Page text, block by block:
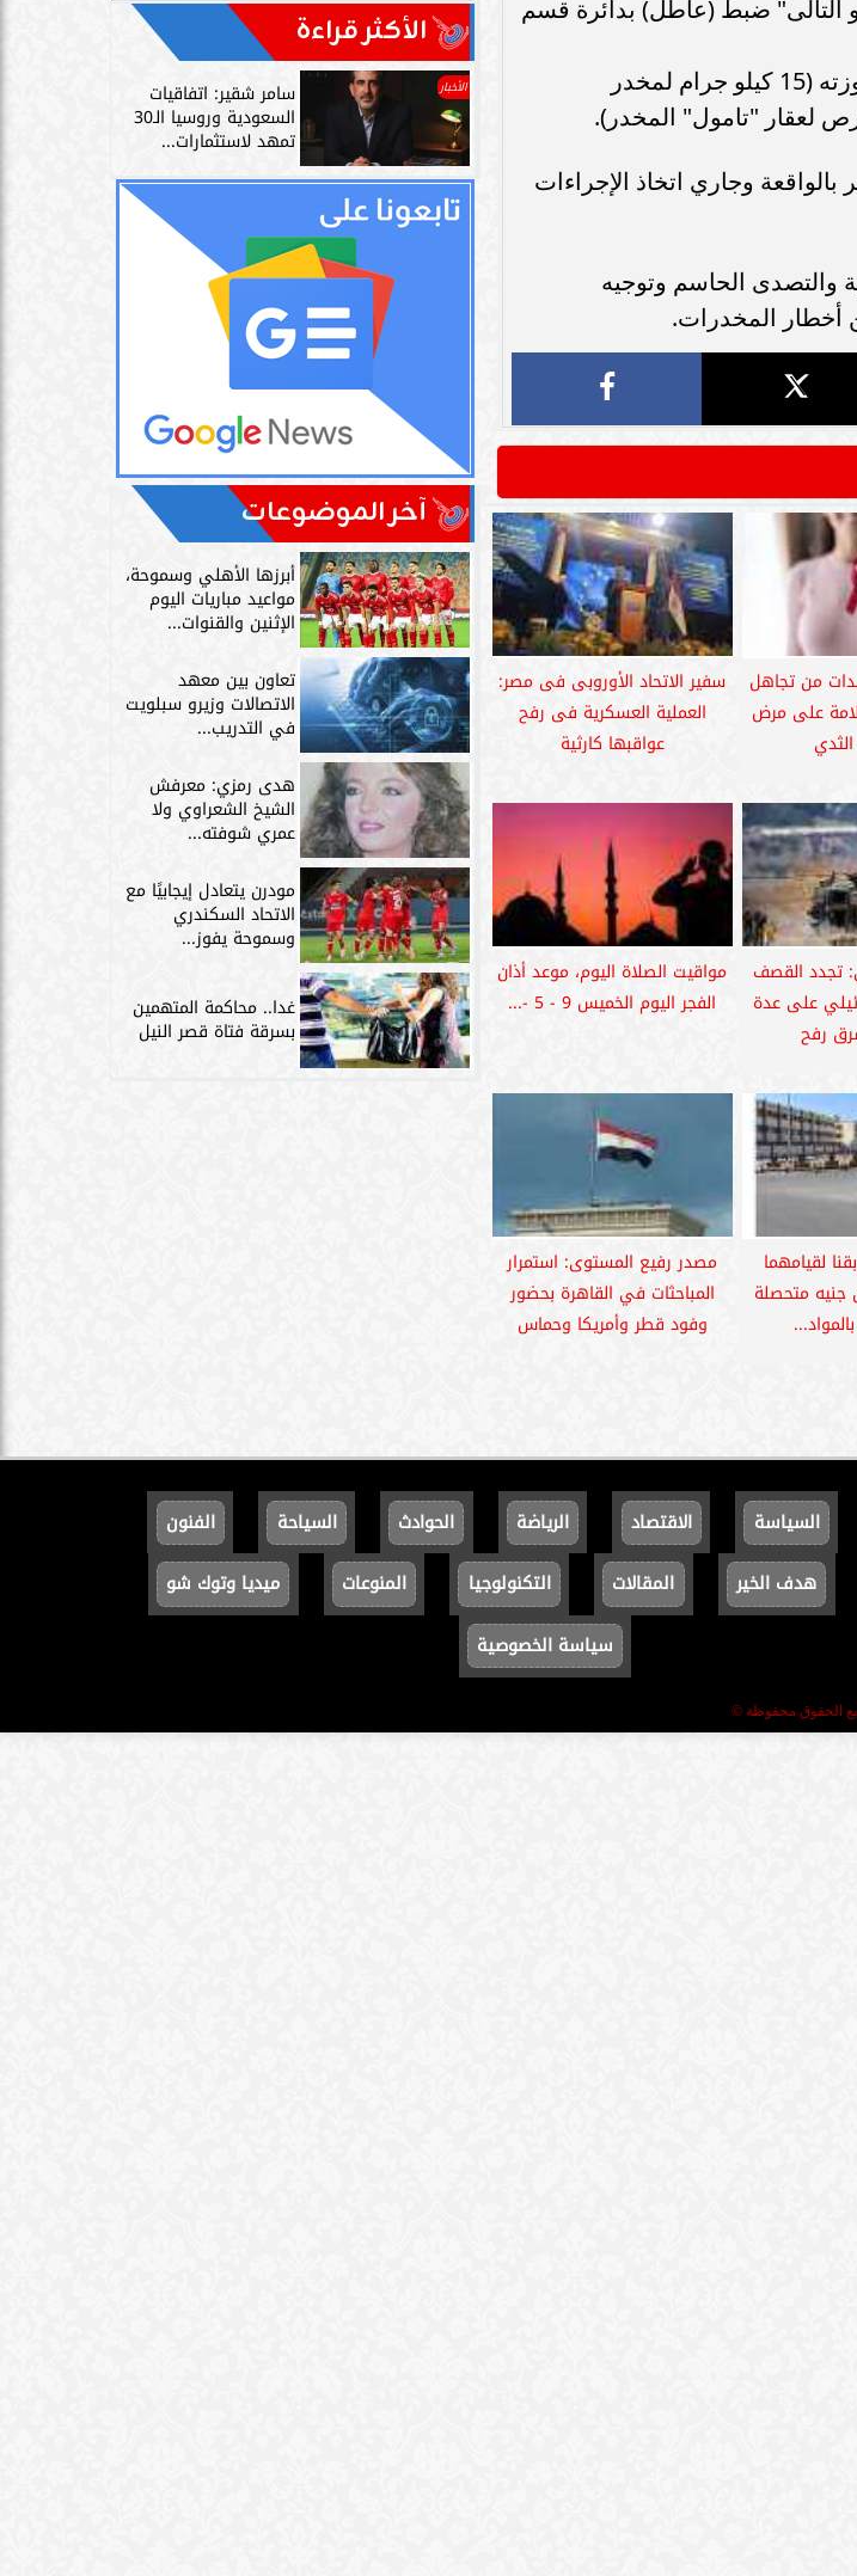
التالى" ضبط (عاطل) بدائرة قسم
(عاطل "له معلومات جنائية") بدائرة قسم شرطة الدخيلة ، وبحوزته (15 كيلو جرام لمخدر
جنيه، تحرر محضر بالواقعة وجاري اتخاذ الإجراءات
والتصدى الحاسم وتوجيه
أخطار المخدرات.
من تجاهل
على مرض
سفير الاتحاد الأوروبى فى مصر:
العملية العسكرية فى رفح
عواقبها كارثية
تجدد القصف
على عدة
رفح
مواقيت الصلاة اليوم، موعد أذان
الفجر اليوم الخميس 9 - 5 -...
لقيامهما
مليون جنيه متحصلة
مصدر رفيع المستوى: استمرار
المباحثات في القاهرة بحضور
وفود قطر وأمريكا وحماس
الأكثر قراءة
الأخبار سامر شقير: اتفاقيات
السعودية وروسيا الـ30
تمهد لاستثمارات...
آخر الموضوعات
أبرزها الأهلي وسموحة،
مواعيد مباريات اليوم
الإثنين والقنوات...
تعاون بين معهد
الاتصالات وزيرو سبلويت
في التدريب...
هدى رمزي: معرفش
الشيخ الشعراوي ولا
عمري شوفته...
مودرن يتعادل إيجابيًا مع
الاتحاد السكندري
وسموحة يفوز...
غدا.. محاكمة المتهمين
بسرقة فتاة قصر النيل
السياسة الاقتصاد الرياضة الحوادث السياحة
الفنون
هدف الخير المقالات التكنولوجيا المنوعات
ميديا وتوك شو
سياسة الخصوصية
الحقوق محفوظة ©